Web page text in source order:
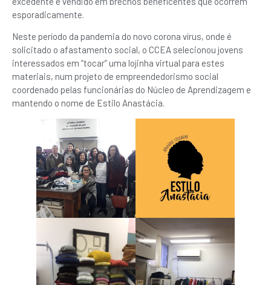
esporadicamente.
Neste período da pandemia do novo corona vírus, onde é
solicitado o afastamento social, o CCEA selecionou jovens
interessados em “tocar” uma lojinha virtual para estes
materiais, num projeto de empreendedorismo social
coordenado pelas funcionárias do Núcleo de Aprendizagem e
mantendo o nome de Estilo Anastácia.